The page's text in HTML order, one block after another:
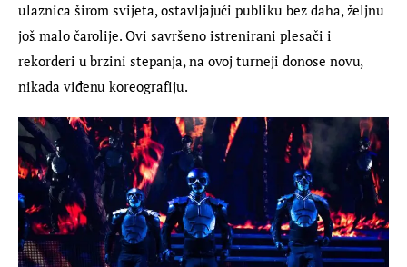
ulaznica širom svijeta, ostavljajući publiku bez daha, željnu
još malo čarolije. Ovi savršeno istrenirani plesači i
rekorderi u brzini stepanja, na ovoj turneji donose novu,
nikada viđenu koreografiju.